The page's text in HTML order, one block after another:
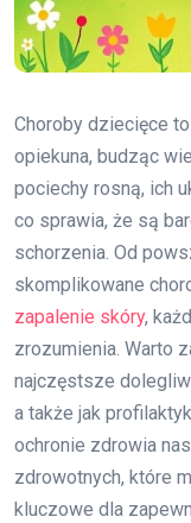
Choroby dziecięce
opiekuna, budząc
pociechy rosną, ich
co sprawia, że są
schorzenia. Od
skomplikowane
zapalenie skóry,
zrozumienia. Warto
najczęstsze
a także jak
ochronie zdrowia
zdrowotnych, które
kluczowe dla